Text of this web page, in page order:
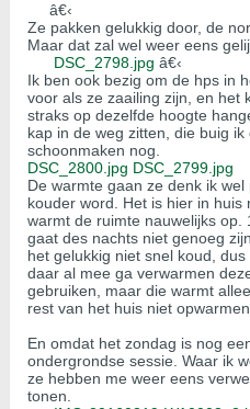
â€‹
Ze pakken gelukkig door, de
Maar dat zal wel weer eens
DSC_2798.jpg â€‹
Ik ben ook bezig om de hps in
voor als ze zaailing zijn, en het
straks op dezelfde hoogte
kap in de weg zitten, die buig
schoonmaken nog.
DSC_2800.jpg DSC_2799.jpg
De warmte gaan ze denk ik
kouder word. Het is hier in
warmt de ruimte nauwelijks
gaat des nachts niet genoeg
het gelukkig niet snel koud,
daar al mee ga verwarmen
gebruiken, maar die warmt
rest van het huis niet opwarmen.
En omdat het zondag is nog
ondergrondse sessie. Waar ik
ze hebben me weer eens
tonen.